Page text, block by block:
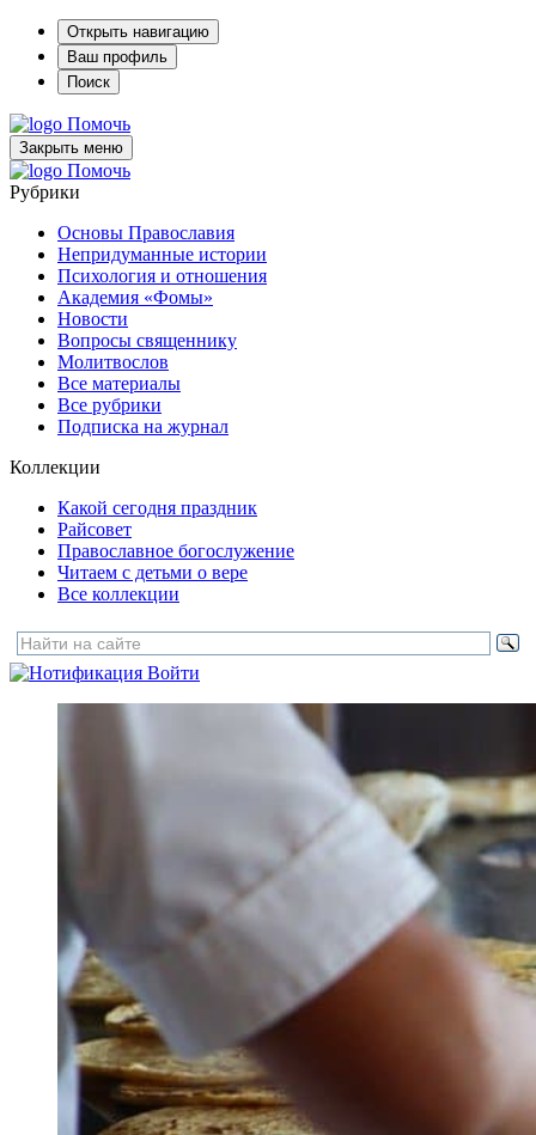
Открыть навигацию
Ваш профиль
Поиск
Помочь
Закрыть меню
Помочь
Рубрики
Основы Православия
Непридуманные истории
Психология и отношения
Академия «Фомы»
Новости
Вопросы священнику
Молитвослов
Все материалы
Все рубрики
Подписка на журнал
Коллекции
Какой сегодня праздник
Райсовет
Православное богослужение
Читаем с детьми о вере
Все коллекции
Войти